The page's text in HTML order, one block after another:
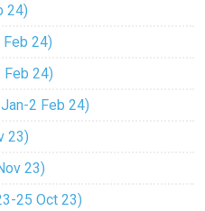
24)
24)
Feb 24)
2 Feb 24)
23)
23)
25 Oct 23)